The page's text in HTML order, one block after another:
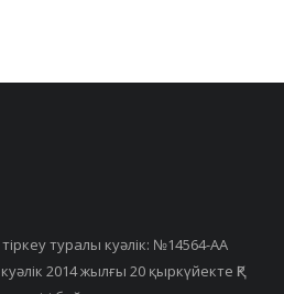
туралы куәлік: №14564-АА
2014 жылғы 20 қыркүйекте ҚР